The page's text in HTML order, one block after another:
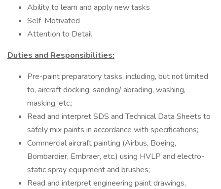
Ability to learn and apply new tasks
Self-Motivated
Attention to Detail
Duties and Responsibilities:
Pre-paint preparatory tasks, including, but not limited
to, aircraft docking, sanding/ abrading, washing,
masking, etc.;
Read and interpret SDS and Technical Data Sheets to
safely mix paints in accordance with specifications;
Commercial aircraft painting (Airbus, Boeing,
Bombardier, Embraer, etc.) using HVLP and electro-
static spray equipment and brushes;
Read and interpret engineering paint drawings,